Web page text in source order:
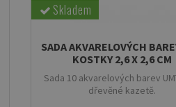
Skladem
SADA AKVARELOVÝCH
KOSTKY 2,6 X 2,6 CM
Sada 10 akvarelových barev
dřevěné kazetě.